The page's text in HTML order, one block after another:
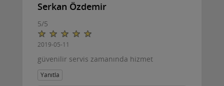
Serkan Özdemir
5/5
2019-05-11
güvenilir servis zamanında hizmet
Yanıtla